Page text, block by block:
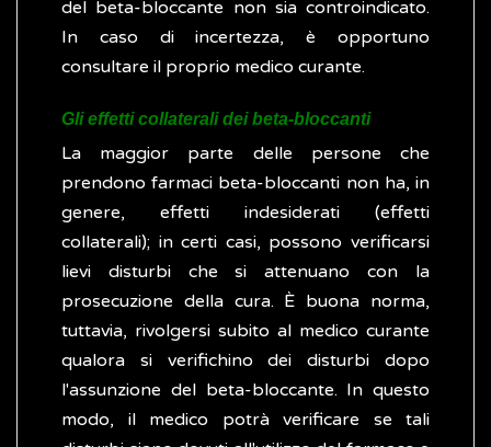
del beta-bloccante non sia controindicato.
In caso di incertezza, è opportuno
consultare il proprio medico curante.
Gli effetti collaterali dei beta-bloccanti
La maggior parte delle persone che
prendono farmaci beta-bloccanti non ha, in
genere, effetti indesiderati (effetti
collaterali); in certi casi, possono verificarsi
lievi disturbi che si attenuano con la
prosecuzione della cura. È buona norma,
tuttavia, rivolgersi subito al medico curante
qualora si verifichino dei disturbi dopo
l'assunzione del beta-bloccante. In questo
modo, il medico potrà verificare se tali